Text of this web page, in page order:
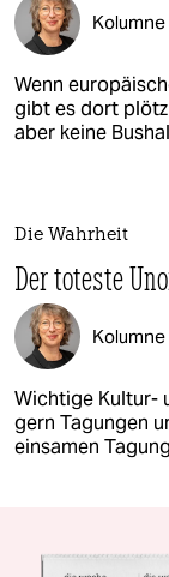
Kolumne
Wenn
gibt es dort
aber keine
Die Wahrheit
Der toteste
Kolumne
Wichtige Kultur-
gern Tagungen
einsamen